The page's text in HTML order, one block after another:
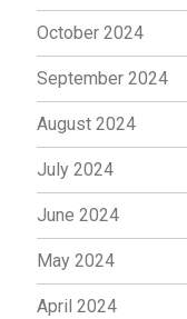
October 2024
September 2024
August 2024
July 2024
June 2024
May 2024
April 2024